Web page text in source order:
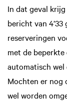
In dat geval
bericht van
reserveringen
met de
automatisch wel
Mochten er nog
wel worden